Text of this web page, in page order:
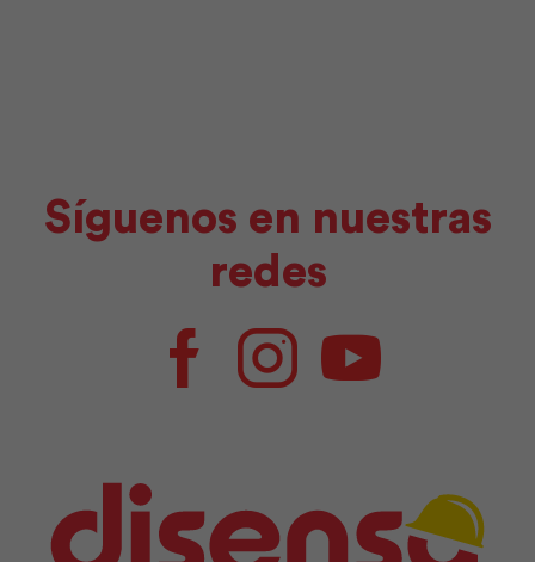
Síguenos en nuestras
redes
FacebookInstagramYoutube